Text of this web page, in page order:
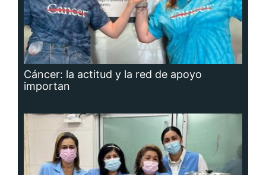
Cáncer: la actitud y la red de apoyo
importan